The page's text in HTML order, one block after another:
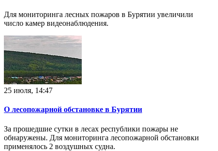
Для мониторинга лесных пожаров в Бурятии увеличили
число камер видеонаблюдения.
25 июля, 14:47
О лесопожарной обстановке в Бурятии
За прошедшие сутки в лесах республики пожары не
обнаружены. Для мониторинга лесопожарной обстановки
применялось 2 воздушных судна.